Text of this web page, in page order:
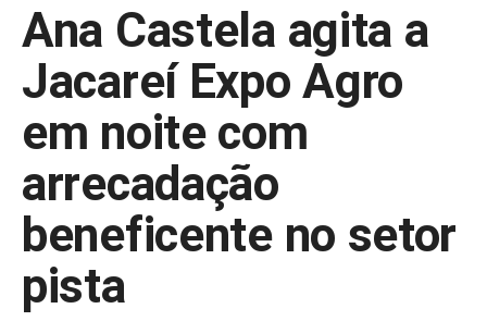
Ana Castela agita a
Jacareí Expo Agro
em noite com
arrecadação
beneficente no setor
pista